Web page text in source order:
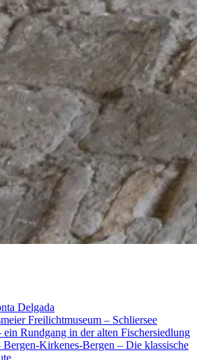
Delgada
Freilichtmuseum – Schliersee
ein Rundgang in der alten Fischersiedlung
Kirkenes-Bergen – Die klassische